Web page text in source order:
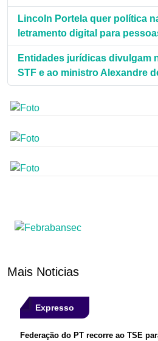
Lincoln Portela quer política
letramento digital para
Entidades jurídicas divulgam
STF e ao ministro Alexandre
Mais Noticias
Expresso
Federação do PT recorre ao TSE